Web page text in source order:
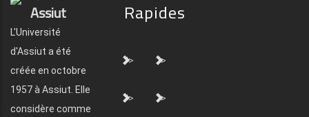
Assiut
L'Université
d'Assiut a été
créée en octobre
1957 à Assiut. Elle
considère comme
Rapides
"> ">
"> ">